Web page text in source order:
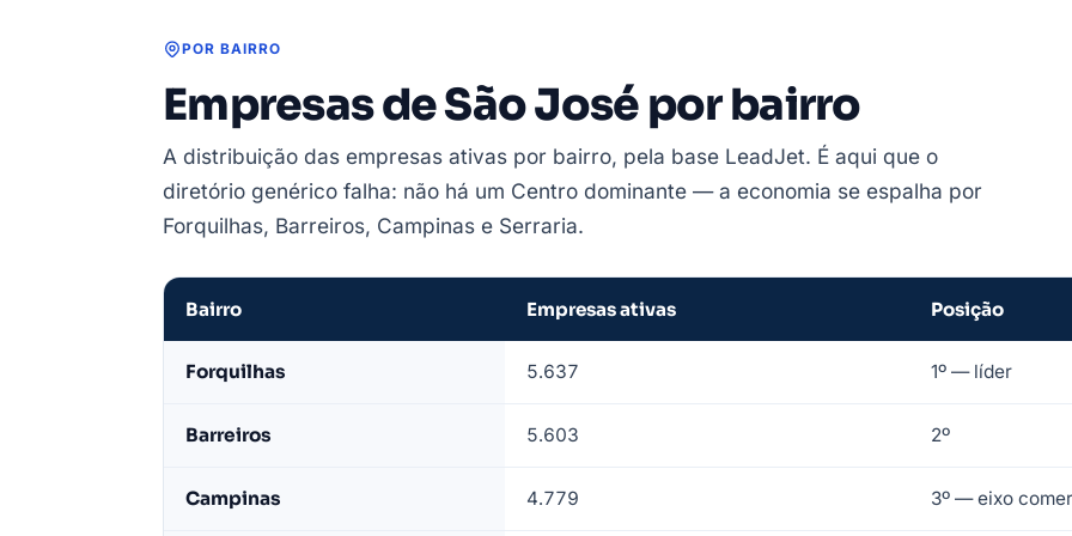
POR BAIRRO
Empresas de São José por bairro
A distribuição das empresas ativas por bairro, pela base LeadJet. É aqui que o
diretório genérico falha: não há um Centro dominante — a economia se espalha por
Forquilhas, Barreiros, Campinas e Serraria.
José
bairro
Bairro Empresas ativas Posição
Forquilhas 5.637 1º — líder
Barreiros 5.603 2º
Campinas 4.779 3º — eixo